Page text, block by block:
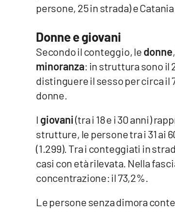
Vibo Valentia
Reggio Calabria
Buona Sanità Calabria
Calabriavisione
persone, 25 in strada) e
Donne e giovani
Secondo il conteggio, ledonne
minoranza: in struttura sono il
distinguere il sesso per circa il
donne.
I giovani(tra i 18 e i 30 anni)
strutture, le persone tra i 31 ai
(1.299). Tra i conteggiati in
casi con età rilevata. Nella
concentrazione: il 73,2%.
Le persone senza dimora